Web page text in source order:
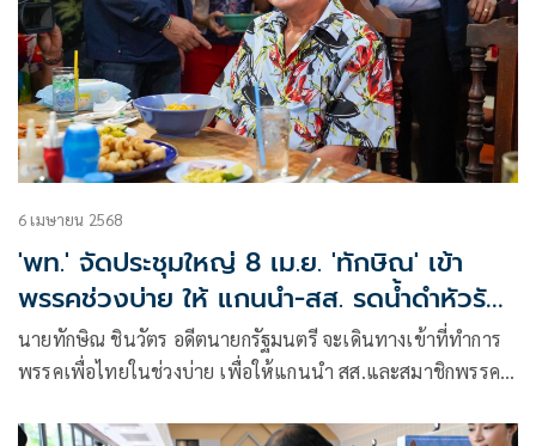
6 เมษายน 2568
'พท.' จัดประชุมใหญ่ 8 เม.ย. 'ทักษิณ' เข้า
พรรคช่วงบ่าย ให้ แกนนำ-สส. รดน้ำดำหัวรับ
สงกรานต์
นายทักษิณ ชินวัตร อดีตนายกรัฐมนตรี จะเดินทางเข้าที่ทำการ
พรรคเพื่อไทยในช่วงบ่าย เพื่อให้แกนนำ สส.และสมาชิกพรรค